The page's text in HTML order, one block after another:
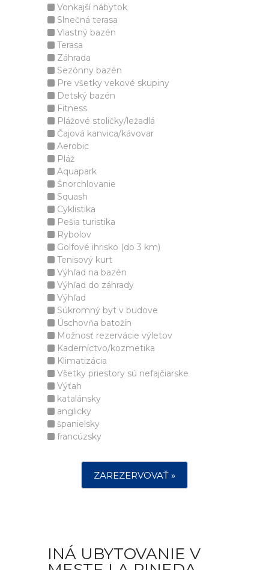
Vonkajší nábytok
Slnečná terasa
Vlastný bazén
Terasa
Záhrada
Sezónny bazén
Pre všetky vekové skupiny
Detský bazén
Fitness
Plážové stoličky/ležadlá
Čajová kanvica/kávovar
Aerobic
Pláž
Aquapark
Šnorchlovanie
Squash
Cyklistika
Pešia turistika
Rybolov
Golfové ihrisko (do 3 km)
Tenisový kurt
Výhľad na bazén
Výhľad do záhrady
Výhľad
Súkromný byt v budove
Úschovňa batožín
Možnosť rezervácie výletov
Kaderníctvo/kozmetika
Klimatizácia
Všetky priestory sú nefajčiarske
Výťah
katalánsky
anglicky
španielsky
francúzsky
ZAREZERVOVAŤ »
INÁ UBYTOVANIE V